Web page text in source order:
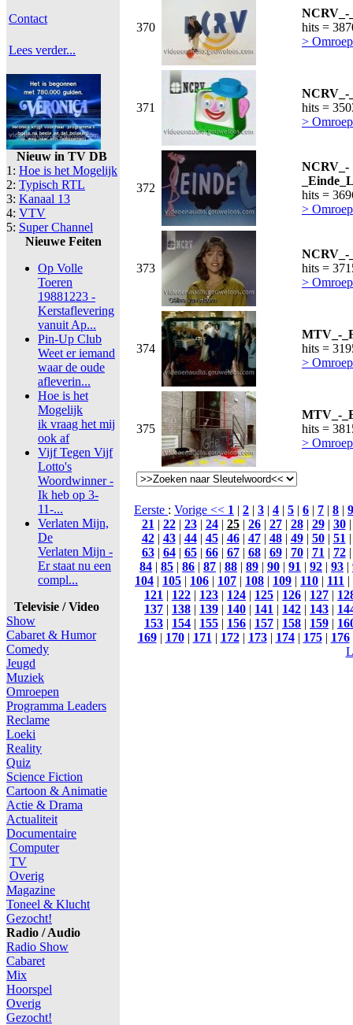
Contact
Lees verder...
Nieuw in TV DB
1: Hoe is het Mogelijk
2: Typisch RTL
3: Kanaal 13
4: VTV
5: Super Channel
Nieuwe Feiten
Op Volle
Toeren
19881223 -
Kerstaflevering
vanuit Ap...
Pin-Up Club
Weet er iemand
waar de oude
afleverin...
Hoe is het
Mogelijk
ik vraag het mij
ook af
Vijf Tegen Vijf
Lotto's
Woordwinner -
Ik heb op 3-
11-...
Verlaten Mijn,
De
Verlaten Mijn -
Er staat nu een
compl...
Televisie / Video
Show
Cabaret & Humor
Comedy
Jeugd
Muziek
Omroepen
Programma Leaders
Reclame
Loeki
Reality
Quiz
Science Fiction
Cartoon & Animatie
Actie & Drama
Actualiteit
Documentaire
Computer
TV
Overig
Magazine
Toneel & Klucht
Gezocht!
Radio / Audio
Radio Show
Cabaret
Mix
Hoorspel
Overig
Gezocht!
370
NCRV_-
hits =
>
371
NCRV_-
hits =
>
372
NCRV_-
hits =
>
373
NCRV_-
hits =
>
374
MTV_-
hits =
>
375
MTV_-
hits =
>
Eerste : Vorige << 1 | 2 | 3 | 4 | 5 | 6 | 7 | 8 | 9
21| 22| 23| 24| 25| 26| 27| 28| 29| 30
42| 43| 44| 45| 46| 47| 48| 49| 50| 51
63| 64| 65| 66| 67| 68| 69| 70| 71| 72
84 | 85 | 86 | 87 | 88 | 89 | 90 | 91 | 92 | 93 |
104 | 105 | 106 | 107 | 108 | 109 | 110 | 111 |
121 | 122 | 123 | 124 | 125 | 126 | 127 |
137 | 138 | 139 | 140 | 141 | 142 | 143 |
153 | 154 | 155 | 156 | 157 | 158 | 159 |
169| 170| 171| 172| 173| 174| 175| 176